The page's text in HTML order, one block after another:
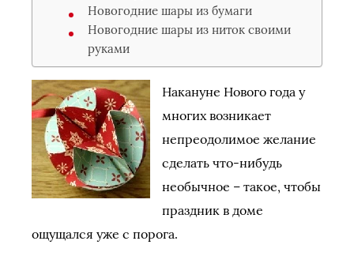
Новогодние шары из бумаги
Новогодние шары из ниток своими
руками
Накануне Нового года у
многих возникает
непреодолимое желание
сделать что-нибудь
необычное – такое, чтобы
праздник в доме
ощущался уже с порога.